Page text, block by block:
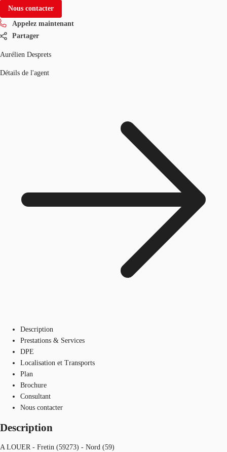
Nous contacter
Appelez maintenant
Partager
Aurélien Desprets
Détails de l'agent
Description
Prestations & Services
DPE
Localisation et Transports
Plan
Brochure
Consultant
Nous contacter
Description
A LOUER - Fretin (59273) - Nord (59)